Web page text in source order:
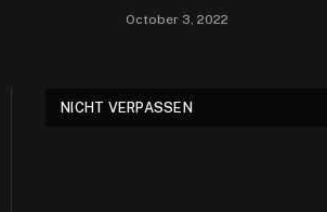
October 3, 2022
NICHT VERPASSEN